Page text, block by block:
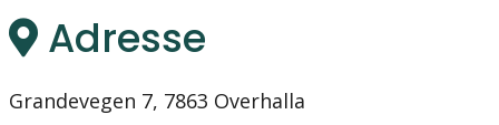
Adresse
Grandevegen 7, 7863 Overhalla